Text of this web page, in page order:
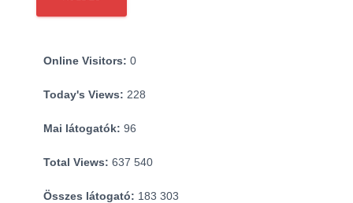
Online Visitors: 0
Today's Views: 228
Mai látogatók: 96
Total Views: 637 540
Összes látogató: 183 303